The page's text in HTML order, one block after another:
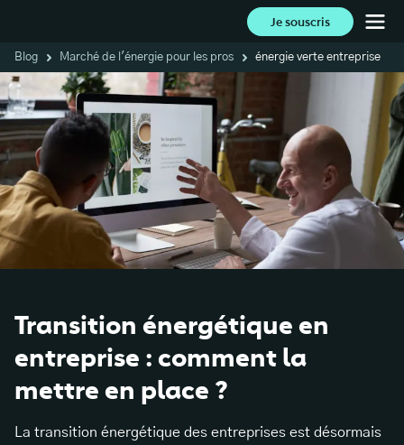
Je souscris
Blog Marché de l'énergie pour les pros énergie verte entreprise
Transition énergétique en
entreprise : comment la
mettre en place ?
La transition énergétique des entreprises est désormais